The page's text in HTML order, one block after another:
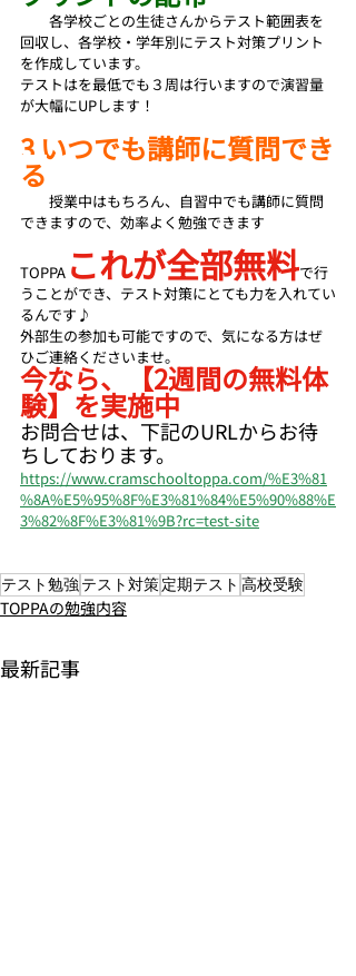
各学校ごとの生徒さんからテスト範囲表を
回収し、各学校・学年別にテスト対策プリント
を作成しています。
テストはを最低でも３周は行いますので演習量
が大幅にUPします！
3 いつでも講師に質問でき
る
授業中はもちろん、自習中でも講師に質問
できますので、効率よく勉強できます
TOPPA これが全部無料で行
うことができ、テスト対策にとても力を入れてい
るんです♪
外部生の参加も可能ですので、気になる方はぜ
ひご連絡くださいませ。
今なら、【2週間の無料体
験】を実施中
お問合せは、下記のURLからお待
ちしております。
https://www.cramschooltoppa.com/%E3%81
%8A%E5%95%8F%E3%81%84%E5%90%88%E
3%82%8F%E3%81%9B?rc=test-site
テスト勉強 テスト対策定期テスト 高校受験
TOPPAの勉強内容
最新記事